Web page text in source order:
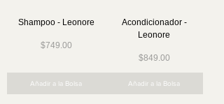
Shampoo - Leonore
Precio
$749.00
Añadir a la Bolsa
Acondicionador -
Leonore
Precio
$849.00
Añadir a la Bolsa